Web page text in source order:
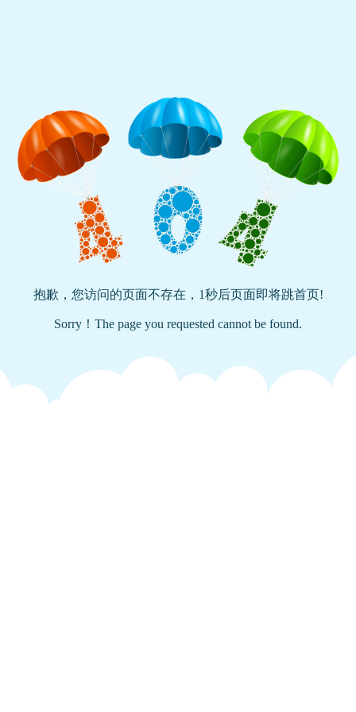
抱歉，您访问的页面不存在， 1秒后页面即将跳首页!
Sorry！The page you requested cannot be found.